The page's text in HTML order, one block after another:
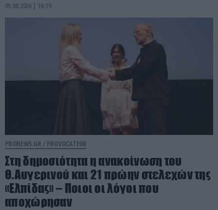
05.08.2026 | 16:19
PRONEWS.GR / PROVOCATEUR
Στη δημοσιότητα η ανακοίνωση του
Θ.Αυγερινού και 21 πρώην στελεχών της
«Ελπίδας» – Ποιοι οι λόγοι που
αποχώρησαν